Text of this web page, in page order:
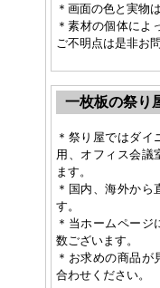
＊画面の色と実物
＊素材の個体によ
ご不明点は是非お
一枚板の祭り
＊祭り屋ではダイ
用、オフィス会議
ます。
＊国内、海外から
す。
＊当ホームページ
数ございます。
＊お求めの商品
合わせください。